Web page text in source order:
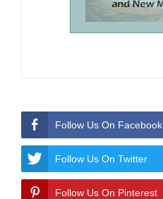
Follow Us On Facebook
Follow Us On Twitter
Follow Us On Pinterest